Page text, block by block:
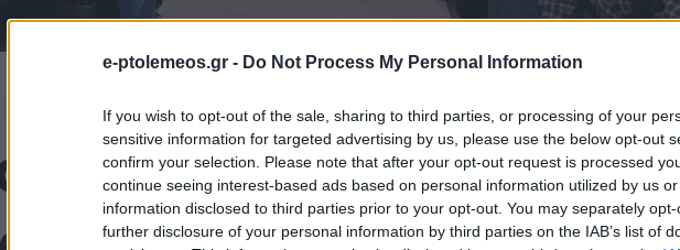
e-ptolemeos.gr - Do Not Process My Personal Information
If you wish to opt-out of the sale, sharing to third parties, or processing of your
sensitive information for targeted advertising by us, please use the below opt-out
confirm your selection. Please note that after your opt-out request is processed
continue seeing interest-based ads based on personal information utilized by us
information disclosed to third parties prior to your opt-out. You may separately
further disclosure of your personal information by third parties on the IAB’s list of
Δήμος Φλώρινας Νέα Φλώρινα Φλώρινα
μακροχρόνια